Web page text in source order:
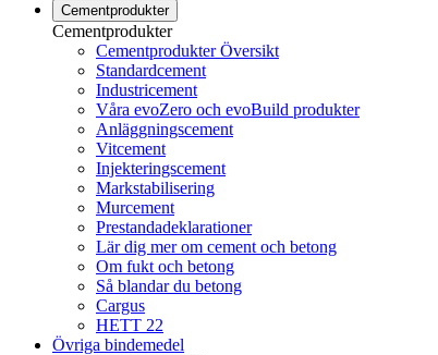
Cementprodukter
Cementprodukter
Cementprodukter Översikt
Standardcement
Industricement
Våra evoZero och evoBuild produkter
Anläggningscement
Vitcement
Injekteringscement
Markstabilisering
Murcement
Prestandadeklarationer
Lär dig mer om cement och betong
Om fukt och betong
Så blandar du betong
Cargus
HETT 22
Övriga bindemedel